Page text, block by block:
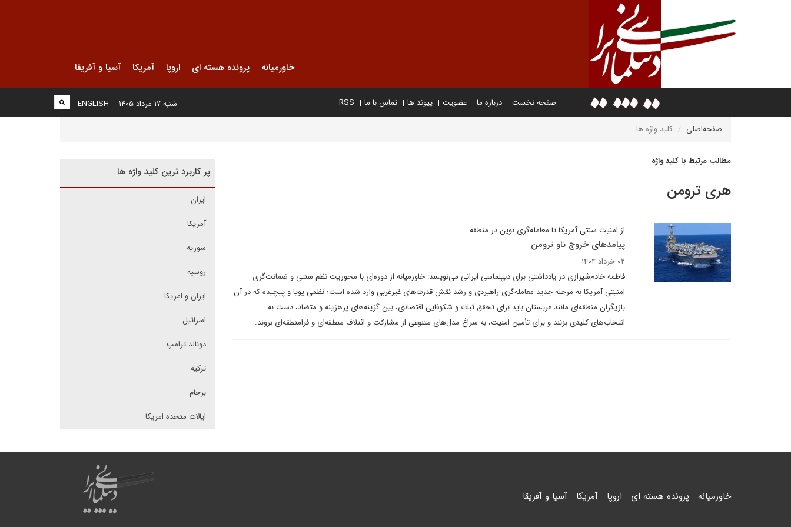
خاورمیانه پرونده هسته ای اروپا آمریکا آسیا و آفریقا
صفحه نخست درباره ما عضویت پیوند ها تماس با ما RSS
ENGLISH شنبه ۱۷ مرداد ۱۴۰۵
صفحه‌اصلی کلید واژه ها
مطالب مرتبط با کلید واژه
هری ترومن
از امنیت سنتی آمریکا تا معامله‌گری نوین در منطقه
پیامدهای خروج ناو ترومن
۰۲ خرداد ۱۴۰۴
فاطمه خادم‌شیرازی در یادداشتی برای دیپلماسی ایرانی می‌نویسد: خاورمیانه از دوره‌ای با محوریت نظم سنتی و ضمانت‌گری
امنیتی آمریکا به مرحله جدید معامله‌گری راهبردی و رشد نقش قدرت‌های غیرغربی وارد شده است؛ نظمی پویا و پیچیده که در آن
بازیگران منطقه‌ای مانند عربستان باید برای تحقق ثبات و شکوفایی اقتصادی، بین گزینه‌های پرهزینه و متضاد، دست به
انتخاب‌های کلیدی بزنند و برای تأمین امنیت، به سراغ مدل‌های متنوعی از مشارکت و ائتلاف منطقه‌ای و فرامنطقه‌ای بروند.
پر کاربرد ترین کلید واژه ها
ایران
آمریکا
سوریه
روسیه
ایران و امریکا
اسرائیل
دونالد ترامپ
ترکیه
برجام
ایالات متحده امریکا
خاورمیانه پرونده هسته ای اروپا آمریکا آسیا و آفریقا